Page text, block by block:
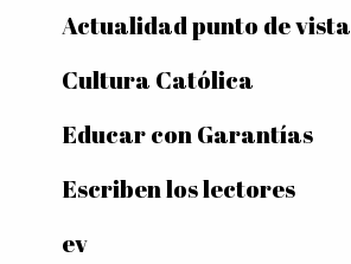
Actualidad punto de vista
Cultura Católica
Educar con Garantías
Escriben los lectores
ev